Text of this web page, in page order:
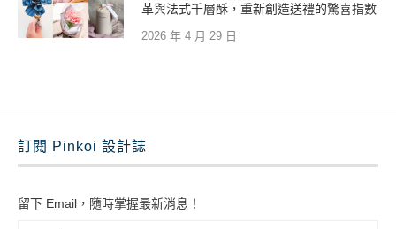
革與法式千層酥，重新創造送禮的驚喜指數
2026 年 4 月 29 日
訂閱 Pinkoi 設計誌
留下 Email，隨時掌握最新消息！